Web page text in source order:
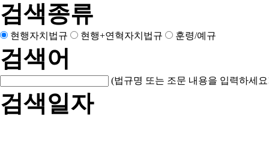
검색종류
현행자치법규 현행+연혁자치법규 훈령/예규
검색어
(법규명 또는 조문 내용을 입력하세
검색일자